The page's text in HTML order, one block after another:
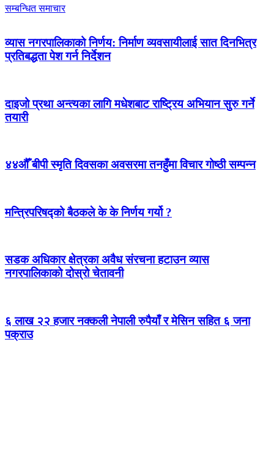
सम्बन्धित समाचार
व्यास नगरपालिकाको निर्णय: निर्माण व्यवसायीलाई सात दिनभित्र
प्रतिबद्धता पेश गर्न निर्देशन
दाइजो प्रथा अन्त्यका लागि मधेशबाट राष्ट्रिय अभियान सुरु गर्ने
तयारी
४४औँ बीपी स्मृति दिवसका अवसरमा तनहुँमा विचार गोष्ठी सम्पन्न
मन्त्रिपरिषद्को बैठकले के के निर्णय गर्यो ?
सडक अधिकार क्षेत्रका अवैध संरचना हटाउन व्यास
नगरपालिकाको दोस्रो चेतावनी
६ लाख २२ हजार नक्कली नेपाली रुपैयाँ र मेसिन सहित ६ जना
पक्राउ